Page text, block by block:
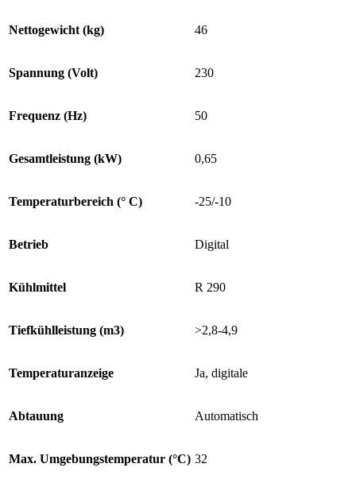
Nettogewicht (kg) 46
Spannung (Volt) 230
Frequenz (Hz) 50
Gesamtleistung (kW) 0,65
Temperaturbereich (° C) -25/-10
Betrieb Digital
Kühlmittel R 290
Tiefkühlleistung (m3) >2,8-4,9
Temperaturanzeige Ja, digitale
Abtauung Automatisch
Max. Umgebungstemperatur (°C) 32